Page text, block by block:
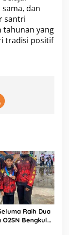
dan
santri
tahunan yang
tradisi positif
Raih Dua
Bengkulu